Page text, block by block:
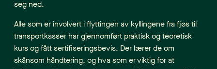
seg ned.
Alle som er involvert i flyttingen av kyllingene fra fjøs til
transportkasser har gjennomført praktisk og teoretisk
kurs og fått sertifiseringsbevis. Der lærer de om
skånsom håndtering, og hva som er viktig for at